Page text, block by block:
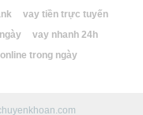
vay tiền trực tuyến
vay nhanh 24h
trong ngày